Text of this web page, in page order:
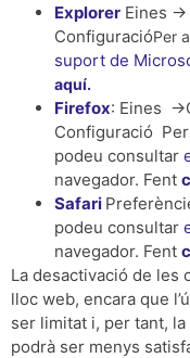
Explorer Eines -
ConfiguracióPer
suport de
aquí.
Firefox: Eines -
Configuració
podeu consultar
navegador. Fent
Safari
podeu consultar
navegador. Fent
La desactivació de les
lloc web, encara que
ser limitat i, per tant,
podrà ser menys